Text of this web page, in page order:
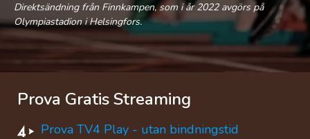
Direktsändning från Finnkampen, som i år 2022 avgörs på
Olympiastadion i Helsingfors.
Prova Gratis Streaming
Prova TV4 Play - utan bindningstid